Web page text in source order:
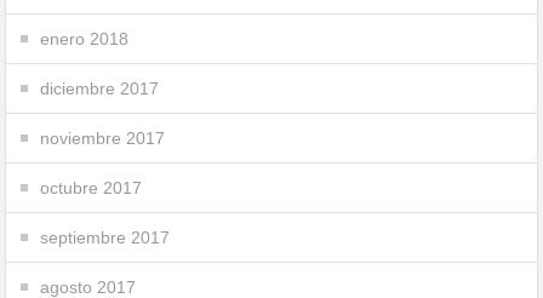
enero 2018
diciembre 2017
noviembre 2017
octubre 2017
septiembre 2017
agosto 2017